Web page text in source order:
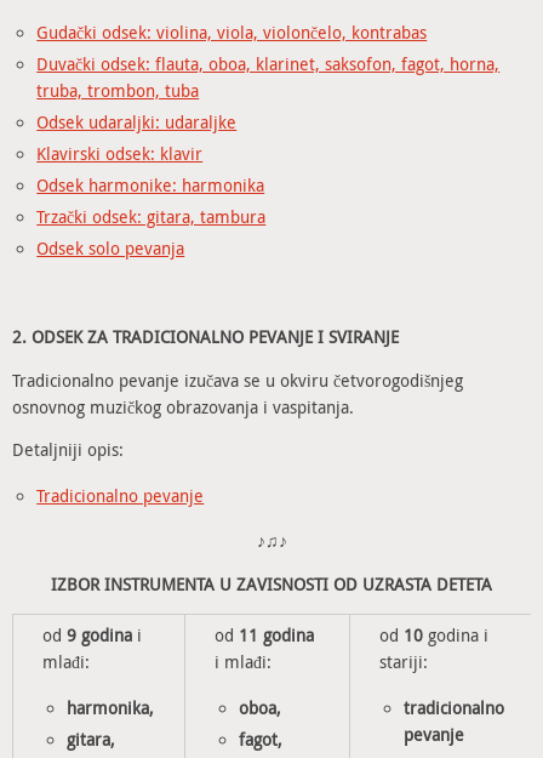
Gudački odsek: violina, viola, violončelo, kontrabas
Duvački odsek: flauta, oboa, klarinet, saksofon, fagot, horna,
truba, trombon, tuba
Odsek udaraljki: udaraljke
Klavirski odsek: klavir
Odsek harmonike: harmonika
Trzački odsek: gitara, tambura
Odsek solo pevanja
2. ODSEK ZA TRADICIONALNO PEVANJE I SVIRANJE
Tradicionalno pevanje izučava se u okviru četvorogodišnjeg
osnovnog muzičkog obrazovanja i vaspitanja.
Detaljniji opis:
Tradicionalno pevanje
♪♫♪
IZBOR INSTRUMENTA U ZAVISNOSTI OD UZRASTA DETETA
od 9 godina i
mlađi:
harmonika,
gitara,
od 11 godina
i mlađi:
oboa,
fagot,
od 10 godina i
stariji:
tradicionalno
pevanje